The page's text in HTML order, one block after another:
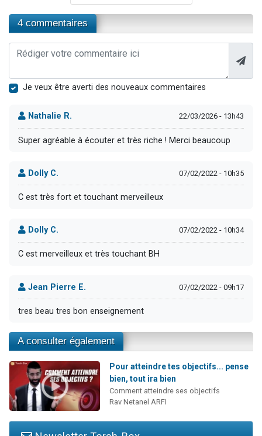
4 commentaires
Je veux être averti des nouveaux commentaires
Nathalie R. 22/03/2026 - 13h43
Super agréable à écouter et très riche ! Merci beaucoup
Dolly C. 07/02/2022 - 10h35
C est très fort et touchant merveilleux
Dolly C. 07/02/2022 - 10h34
C est merveilleux et très touchant BH
Jean Pierre E. 07/02/2022 - 09h17
tres beau tres bon enseignement
A consulter également
Pour atteindre tes objectifs... pense
bien, tout ira bien
Comment atteindre ses objectifs
Rav Netanel ARFI